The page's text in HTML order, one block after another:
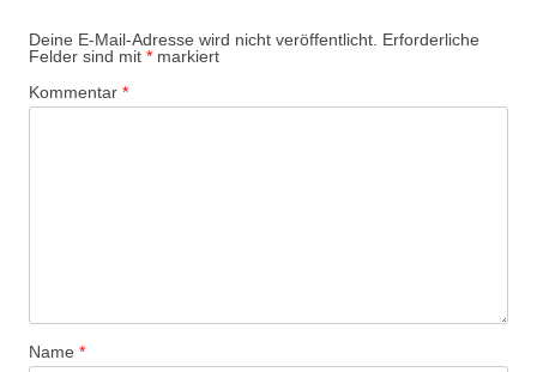
Deine E-Mail-Adresse wird nicht veröffentlicht. Erforderliche
Felder sind mit * markiert
Kommentar *
Name *